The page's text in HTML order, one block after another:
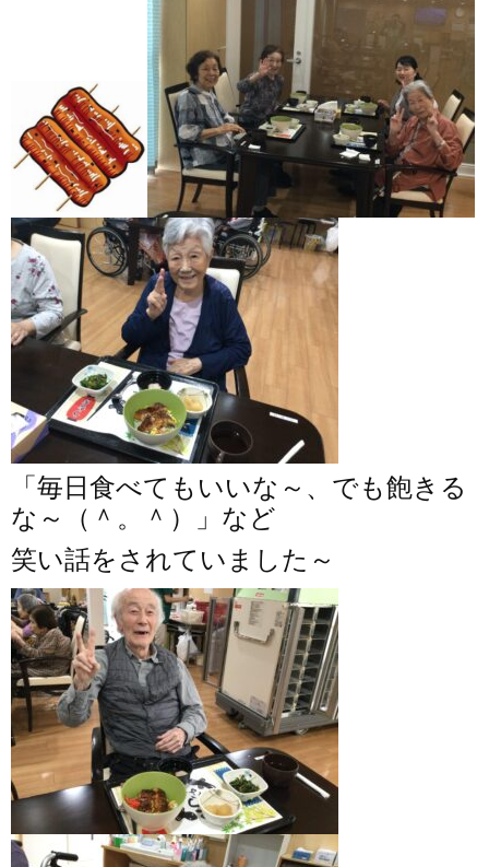
「毎日食べてもいいな～、でも飽きる
な～（＾。＾）
」など
笑い話をされていました～